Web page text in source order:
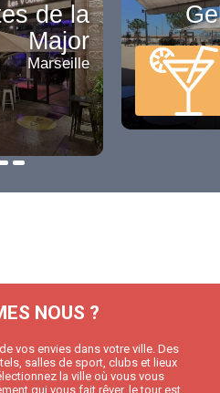
de la
Major
Marseille
NOUS ?
vos envies dans votre ville. Des
salles de sport, clubs et lieux
la ville où vous vous
qui vous fait rêver, le tour est